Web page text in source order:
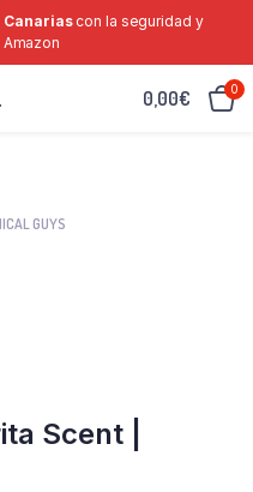
Canariascon la seguridad y
0,00€ 0
GUYS
Scent |